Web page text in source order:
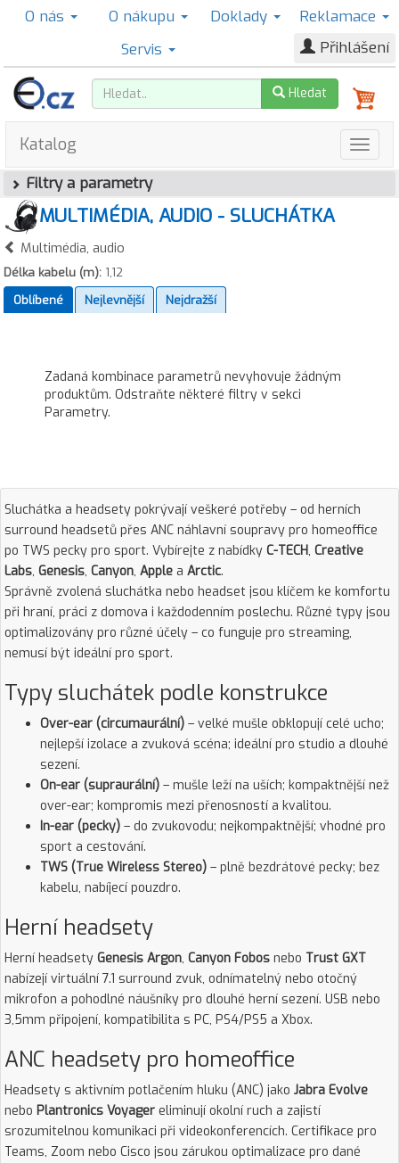
O nás O nákupu Doklady
Reklamace
Servis
Přihlášení
Hledat
Katalog
Filtry a parametry
MULTIMÉDIA, AUDIO - SLUCHÁTKA
Multimédia, audio
Délka kabelu (m): 1,12
Oblíbené
Nejlevnější Nejdražší
Zadaná kombinace parametrů nevyhovuje žádným
produktům. Odstraňte některé filtry v sekci
Parametry.
Sluchátka a headsety pokrývají veškeré potřeby – od herních
surround headsetů přes ANC náhlavní soupravy pro homeoffice
po TWS pecky pro sport. Vybírejte z nabídky C-TECH, Creative
Labs, Genesis, Canyon, Apple a Arctic.
Správně zvolená sluchátka nebo headset jsou klíčem ke komfortu
při hraní, práci z domova i každodenním poslechu. Různé typy jsou
optimalizovány pro různé účely – co funguje pro streaming,
nemusí být ideální pro sport.
Typy sluchátek podle konstrukce
Over-ear (circumaurální) – velké mušle obklopují celé ucho;
nejlepší izolace a zvuková scéna; ideální pro studio a dlouhé
sezení.
On-ear (supraurální) – mušle leží na uších; kompaktnější než
over-ear; kompromis mezi přenosností a kvalitou.
In-ear (pecky) – do zvukovodu; nejkompaktnější; vhodné pro
sport a cestování.
TWS (True Wireless Stereo) – plně bezdrátové pecky; bez
kabelu, nabíjecí pouzdro.
Herní headsety
Herní headsety Genesis Argon, Canyon Fobos nebo Trust GXT
nabízejí virtuální 7.1 surround zvuk, odnímatelný nebo otočný
mikrofon a pohodlné náušníky pro dlouhé herní sezení. USB nebo
3,5mm připojení, kompatibilita s PC, PS4/PS5 a Xbox.
ANC headsety pro homeoffice
Headsety s aktivním potlačením hluku (ANC) jako Jabra Evolve
nebo Plantronics Voyager eliminují okolní ruch a zajistí
srozumitelnou komunikaci při videokonferencích. Certifikace pro
Teams, Zoom nebo Cisco jsou zárukou optimalizace pro dané